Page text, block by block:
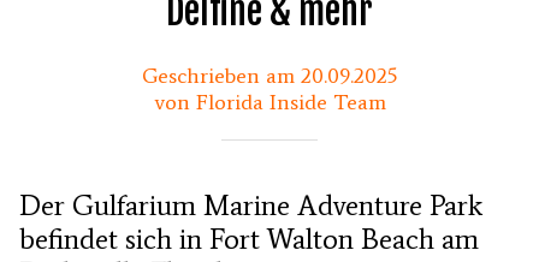
Delfine & mehr
Geschrieben am 20.09.2025
von Florida Inside Team
Der Gulfarium Marine Adventure Park
befindet sich in Fort Walton Beach am